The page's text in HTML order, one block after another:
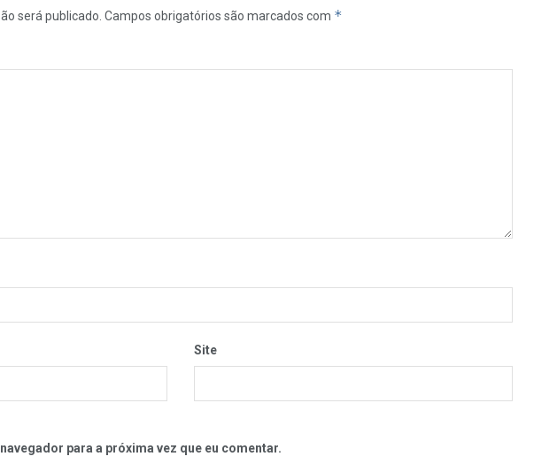
será publicado. Campos obrigatórios são marcados com *
Site
para a próxima vez que eu comentar.